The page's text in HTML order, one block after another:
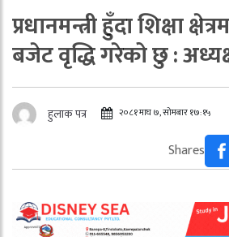
प्रधानमन्त्री हुँदा शिक्षा
बजेट वृद्धि गरेको छु :
हुलाक पत्र २०८१ माघ ७, सोमबार १७:१५
Shares